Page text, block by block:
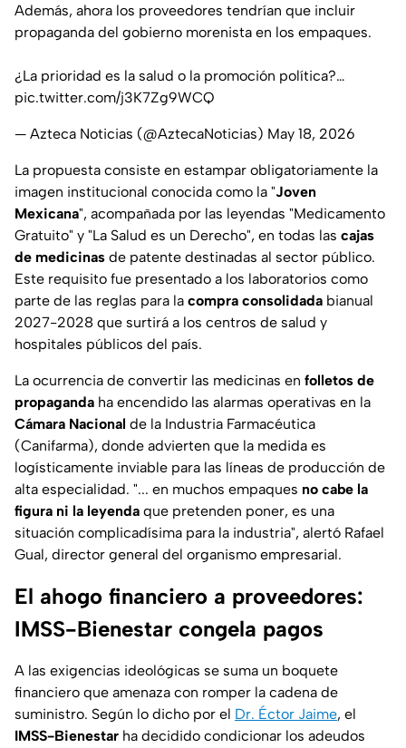
Además, ahora los proveedores tendrían que incluir
propaganda del gobierno morenista en los empaques.
¿La prioridad es la salud o la promoción política?…
pic.twitter.com/j3K7Zg9WCQ
— Azteca Noticias (@AztecaNoticias) May 18, 2026
La propuesta consiste en estampar obligatoriamente la
imagen institucional conocida como la "Joven
Mexicana", acompañada por las leyendas "Medicamento
Gratuito" y "La Salud es un Derecho", en todas las cajas
de medicinas de patente destinadas al sector público.
Este requisito fue presentado a los laboratorios como
parte de las reglas para la compra consolidada bianual
2027-2028 que surtirá a los centros de salud y
hospitales públicos del país.
La ocurrencia de convertir las medicinas en folletos de
propaganda ha encendido las alarmas operativas en la
Cámara Nacional de la Industria Farmacéutica
(Canifarma), donde advierten que la medida es
logísticamente inviable para las líneas de producción de
alta especialidad. "... en muchos empaques no cabe la
figura ni la leyenda que pretenden poner, es una
situación complicadísima para la industria", alertó Rafael
Gual, director general del organismo empresarial.
El ahogo financiero a proveedores:
IMSS-Bienestar congela pagos
A las exigencias ideológicas se suma un boquete
financiero que amenaza con romper la cadena de
suministro. Según lo dicho por el Dr. Éctor Jaime, el
IMSS-Bienestar ha decidido condicionar los adeudos